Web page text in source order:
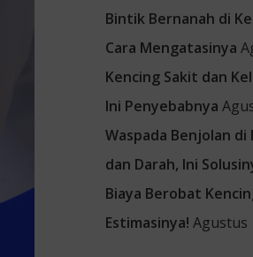
Bintik Bernanah di
Cara Mengatasinya
Kencing Sakit dan
Ini Penyebabnya
Waspada Benjolan di
dan Darah, Ini
Biaya Berobat
Estimasinya! Agustus